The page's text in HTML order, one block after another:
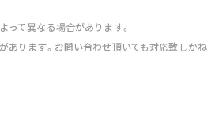
て異なる場合があります。
ります。お問い合わせ頂いても対応致しか